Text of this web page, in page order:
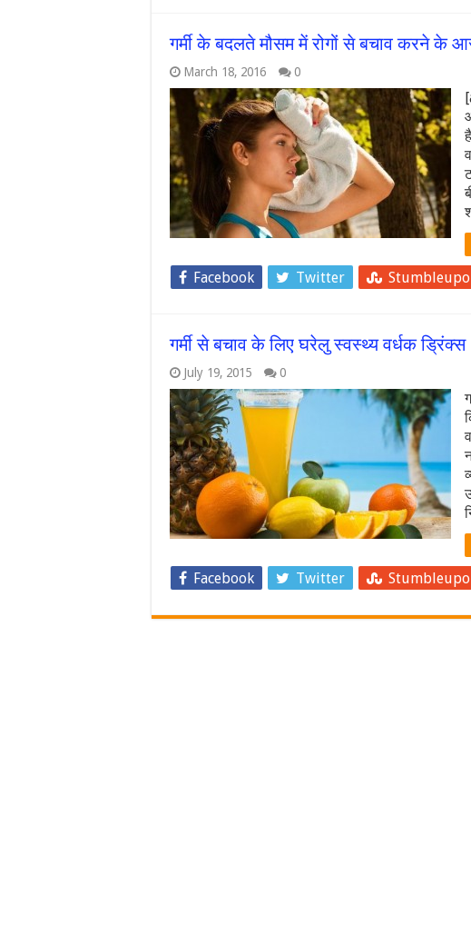
गर्मी के बदलते मौसम में रोगों से बचाव करने के
March 18, 2016 0
Facebook Twitter
गर्मी से बचाव के लिए घरेलु स्वस्थ्य वर्धक
July 19, 2015 0
Facebook Twitter